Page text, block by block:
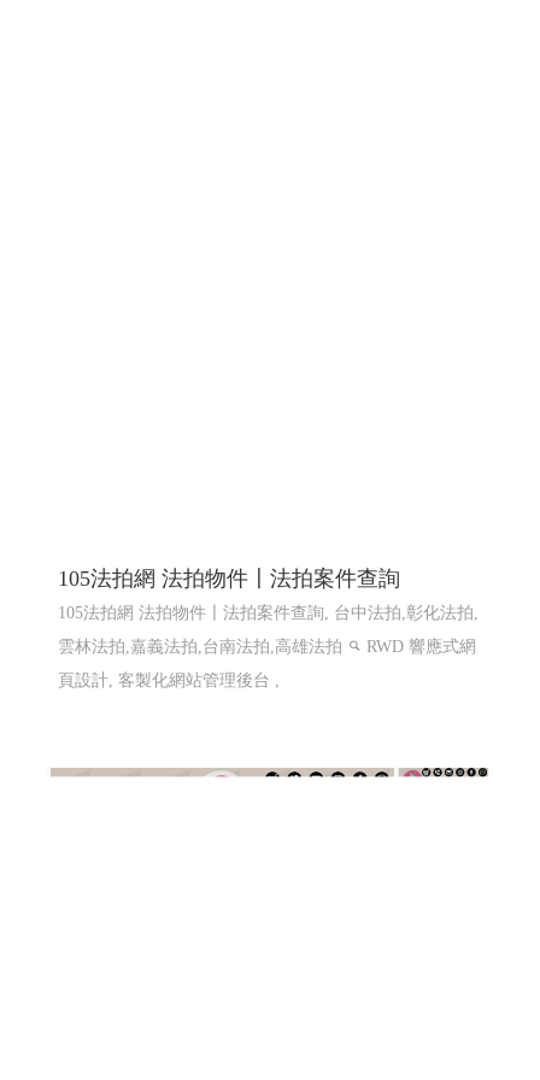
105法拍網 法拍物件〡法拍案件查詢
105法拍網 法拍物件〡法拍案件查詢, 台中法拍,彰化法拍,
雲林法拍,嘉義法拍,台南法拍,高雄法拍
RWD 響應式網
頁設計, 客製化網站管理後台 ,